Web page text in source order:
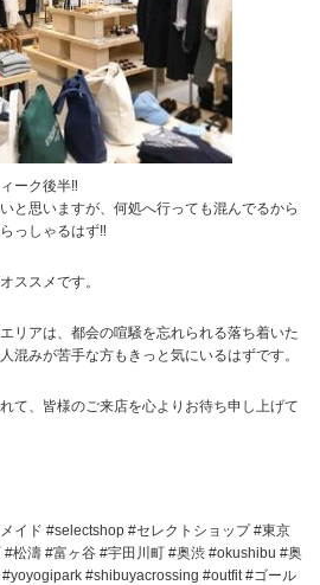
ーク後半‼︎
と思いますが、何処へ行っても混んでるから
っしゃるはず‼︎
ススメです。
リアは、都会の喧騒を忘れられる落ち着いた
混みが苦手な方もきっと気にいるはずです。
て、皆様のご来店を心よりお待ち申し上げて
イド #selectshop #セレクトショップ #東京
松濤 #富ヶ谷 #宇田川町 #奥渋 #okushibu #奥
#shibuyacrossing #outfit #ゴール